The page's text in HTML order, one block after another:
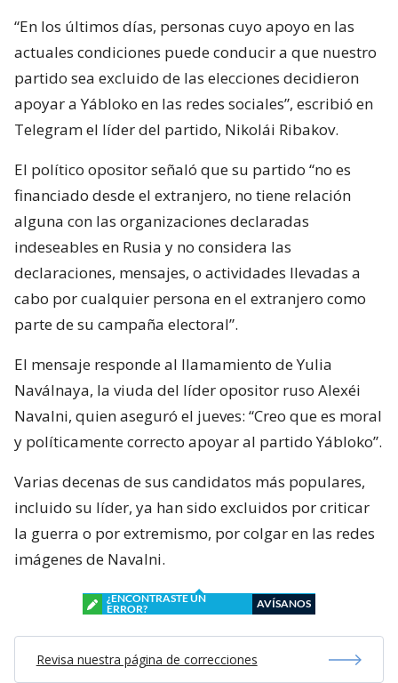
“En los últimos días, personas cuyo apoyo en las
actuales condiciones puede conducir a que nuestro
partido sea excluido de las elecciones decidieron
apoyar a Yábloko en las redes sociales”, escribió en
Telegram el líder del partido, Nikolái Ribakov.
El político opositor señaló que su partido “no es
financiado desde el extranjero, no tiene relación
alguna con las organizaciones declaradas
indeseables en Rusia y no considera las
declaraciones, mensajes, o actividades llevadas a
cabo por cualquier persona en el extranjero como
parte de su campaña electoral”.
El mensaje responde al llamamiento de Yulia
Naválnaya, la viuda del líder opositor ruso Alexéi
Navalni, quien aseguró el jueves: “Creo que es moral
y políticamente correcto apoyar al partido Yábloko”.
Varias decenas de sus candidatos más populares,
incluido su líder, ya han sido excluidos por criticar
la guerra o por extremismo, por colgar en las redes
imágenes de Navalni.
¿ENCONTRASTE UN
ERROR?
AVÍSANOS
Revisa nuestra página de correcciones